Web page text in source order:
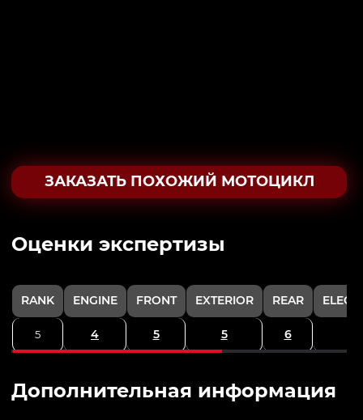
ЗАКАЗАТЬ ПОХОЖИЙ МОТОЦИКЛ
Oценки экспертизы
RANK ENGINE FRONT EXTERIOR REAR
5 4 5 5 6
Дополнительная информация